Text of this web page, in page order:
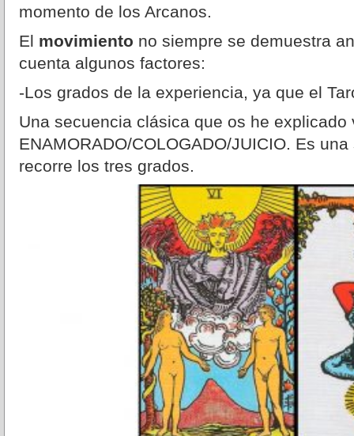
momento de los Arcanos.
El movimiento no siempre se demuestra
cuenta algunos factores:
-Los grados de la experiencia, ya que el
Una secuencia clásica que os he
ENAMORADO/COLOGADO/JUICIO. Es
recorre los tres grados.